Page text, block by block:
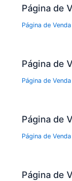
Página de
Página de Venda
Página de
Página de Venda
Página de
Página de Venda
Página de